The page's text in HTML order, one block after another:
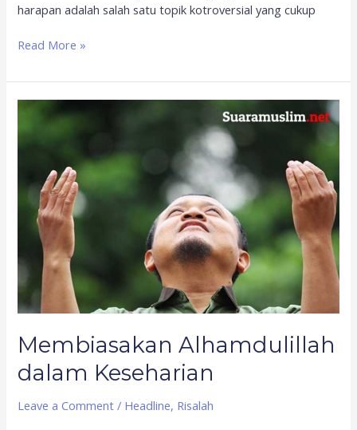
harapan adalah salah satu topik kotroversial yang cukup
Read More »
Membiasakan Alhamdulillah
dalam Keseharian
Leave a Comment / Headline, Risalah
Membiasakan
Alhamdulillah
dalam